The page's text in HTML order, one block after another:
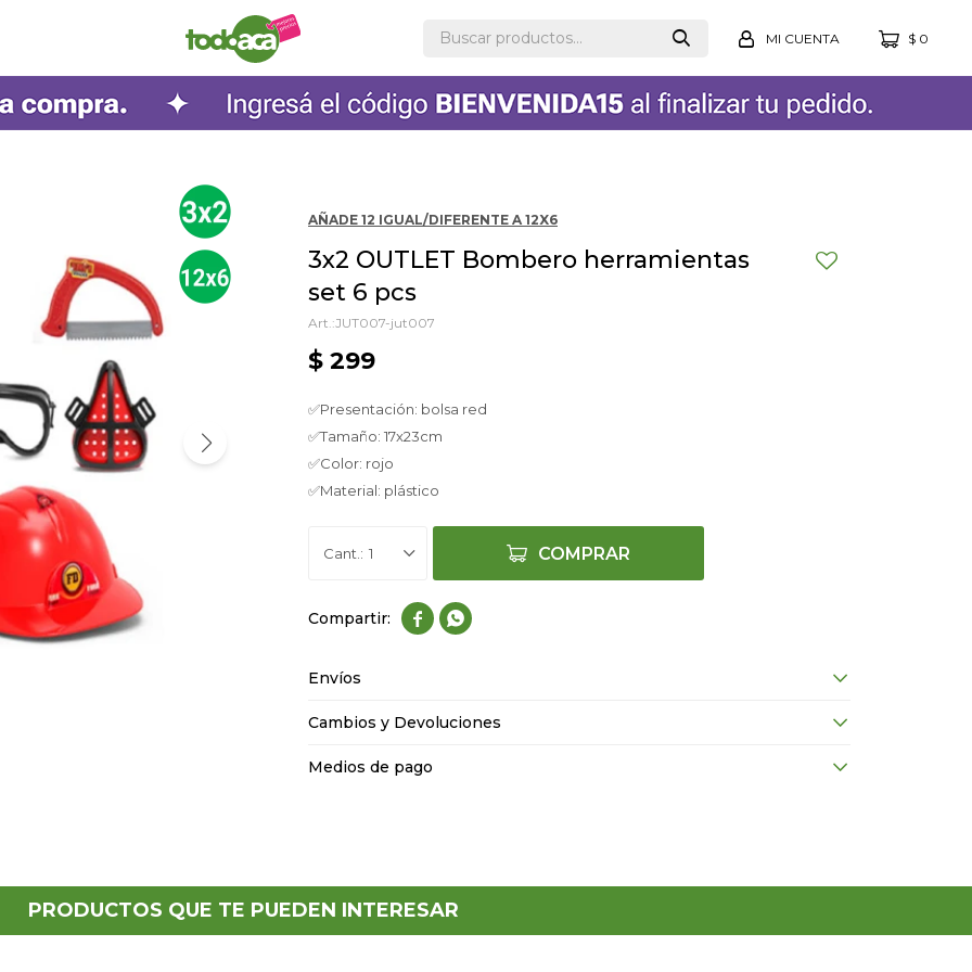
$ 0
AÑADE 12 IGUAL/DIFERENTE A 12X6
3x2 OUTLET Bombero herramientas
set 6 pcs
JUT007-jut007
$ 299
✅Presentación: bolsa red
✅Tamaño: 17x23cm
✅Color: rojo
✅Material: plástico
1 COMPRAR
 
Envíos
Cambios y Devoluciones
Medios de pago
PRODUCTOS QUE TE PUEDEN INTERESAR